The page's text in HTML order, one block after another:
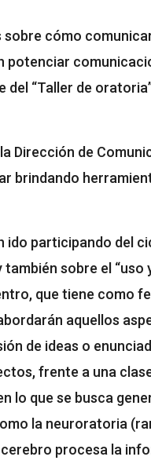
cómo
potenciar
“Taller de
Dirección de
brindando
ido participando del
sobre el “uso
que tiene como
aquellos
de ideas o
frente a una
lo que se busca
la neuroratoria
procesa la